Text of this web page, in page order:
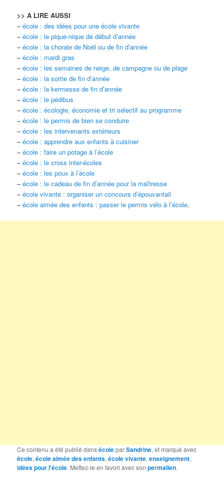
>> A LIRE AUSSI
–école : des idées pour une école vivante
–école : le pique-nique de début d’année
–école : la chorale de Noël ou de fin d’année
–école : mardi gras
–école : les semaines de neige, de campagne ou de plage
–école : la sortie de fin d’année
–école : la kermesse de fin d’année
–école : le pédibus
–école : écologie, économie et tri sélectif au programme
–école : le permis de bien se conduire
–école : les intervenants extérieurs
–école : apprendre aux enfants à cuisiner
–école : faire un potage à l’école
–école : le cross inter-écoles
–école : les poux à l’école
–école : le cadeau de fin d’année pour la maîtresse
–école vivante : organiser un concours d’épouvantail
–école aimée des enfants : passer le permis vélo à l’école.
Ce contenu a été publié dansécoleparSandrine, et marqué avec
école,école aimée des enfants,école vivante,enseignement,
idées pour l'école. Mettez-le en favori avec sonpermalien.